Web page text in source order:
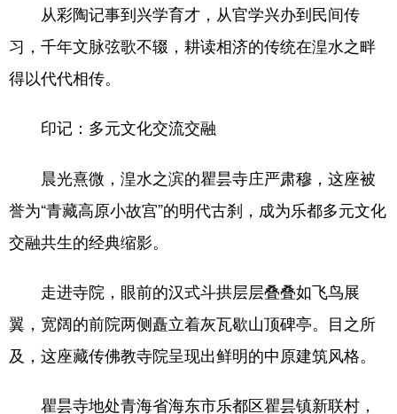
从彩陶记事到兴学育才，从官学兴办到民间传
习，千年文脉弦歌不辍，耕读相济的传统在湟水之畔
得以代代相传。
印记：多元文化交流交融
晨光熹微，湟水之滨的瞿昙寺庄严肃穆，这座被
誉为“青藏高原小故宫”的明代古刹，成为乐都多元文化
交融共生的经典缩影。
走进寺院，眼前的汉式斗拱层层叠叠如飞鸟展
翼，宽阔的前院两侧矗立着灰瓦歇山顶碑亭。目之所
及，这座藏传佛教寺院呈现出鲜明的中原建筑风格。
瞿昙寺地处青海省海东市乐都区瞿昙镇新联村，